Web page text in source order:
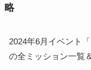
略
2024年6月イベント
の全ミッション一覧